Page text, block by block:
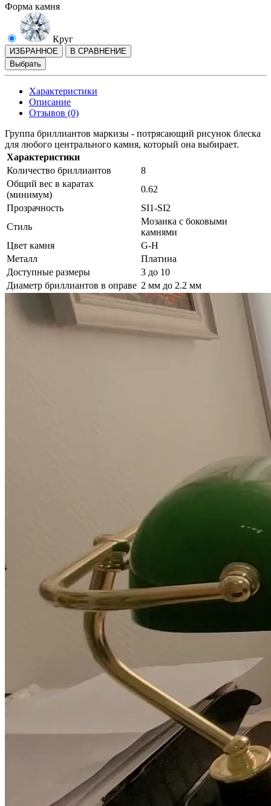
Форма камня
Круг
ИЗБРАННОЕ
В СРАВНЕНИЕ
Выбрать
Характеристики
Описание
Отзывов (0)
Группа бриллиантов маркизы - потрясающий рисунок блеска
для любого центрального камня, который она выбирает.
Характеристики
Количество бриллиантов
8
Общий вес в каратах
(минимум)
0.62
Прозрачность
SI1-SI2
Стиль
Мозаика с боковыми
камнями
Цвет камня
G-H
Металл
Платина
Доступные размеры
3 до 10
Диаметр бриллиантов в оправе 2 мм до 2.2 мм